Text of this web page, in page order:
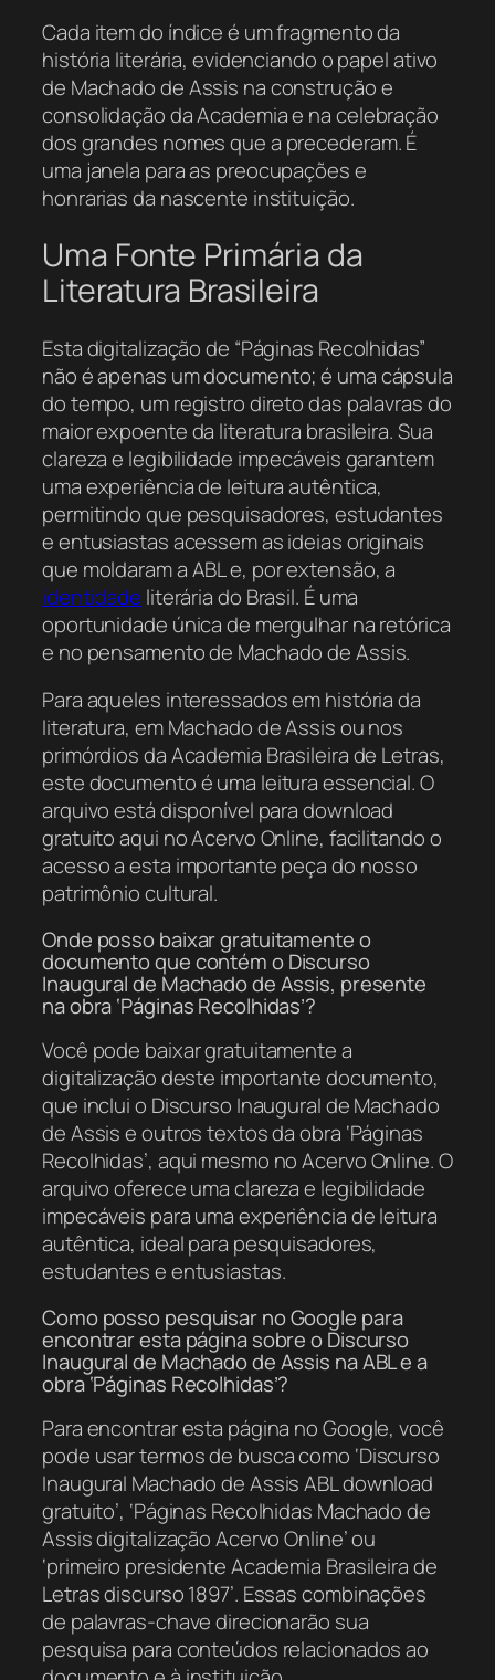
Cada item do índice é um fragmento da
história literária, evidenciando o papel ativo
de Machado de Assis na construção e
consolidação da Academia e na celebração
dos grandes nomes que a precederam. É
uma janela para as preocupações e
honrarias da nascente instituição.
Uma Fonte Primária da
Literatura Brasileira
Esta digitalização de “Páginas Recolhidas”
não é apenas um documento; é uma cápsula
do tempo, um registro direto das palavras do
maior expoente da literatura brasileira. Sua
clareza e legibilidade impecáveis garantem
uma experiência de leitura autêntica,
permitindo que pesquisadores, estudantes
e entusiastas acessem as ideias originais
que moldaram a ABL e, por extensão, a
identidade literária do Brasil. É uma
oportunidade única de mergulhar na retórica
e no pensamento de Machado de Assis.
Para aqueles interessados em história da
literatura, em Machado de Assis ou nos
primórdios da Academia Brasileira de Letras,
este documento é uma leitura essencial. O
arquivo está disponível para download
gratuito aqui no Acervo Online, facilitando o
acesso a esta importante peça do nosso
patrimônio cultural.
Onde posso baixar gratuitamente o
documento que contém o Discurso
Inaugural de Machado de Assis, presente
na obra ‘Páginas Recolhidas’?
Você pode baixar gratuitamente a
digitalização deste importante documento,
que inclui o Discurso Inaugural de Machado
de Assis e outros textos da obra ‘Páginas
Recolhidas’, aqui mesmo no Acervo Online. O
arquivo oferece uma clareza e legibilidade
impecáveis para uma experiência de leitura
autêntica, ideal para pesquisadores,
estudantes e entusiastas.
Como posso pesquisar no Google para
encontrar esta página sobre o Discurso
Inaugural de Machado de Assis na ABL e a
obra ‘Páginas Recolhidas’?
Para encontrar esta página no Google, você
pode usar termos de busca como ‘Discurso
Inaugural Machado de Assis ABL download
gratuito’, ‘Páginas Recolhidas Machado de
Assis digitalização Acervo Online’ ou
‘primeiro presidente Academia Brasileira de
Letras discurso 1897’. Essas combinações
de palavras-chave direcionarão sua
pesquisa para conteúdos relacionados ao